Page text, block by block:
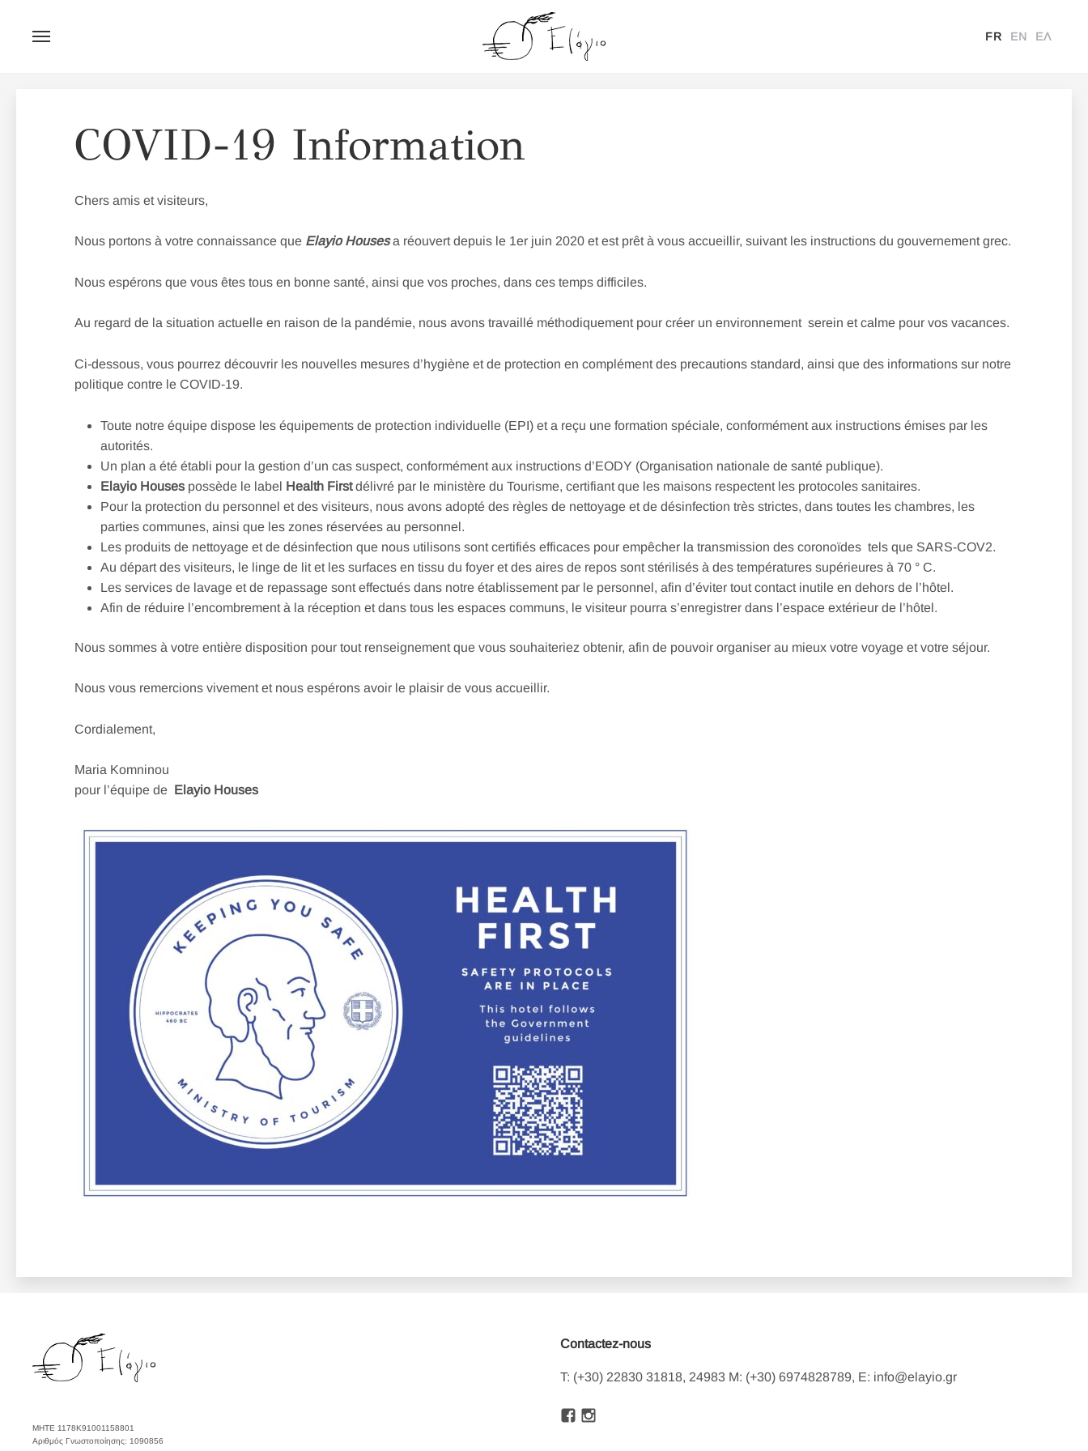
FR EN ΕΛ
COVID-19 Information
Chers amis et visiteurs,
Nous portons à votre connaissance que Elayio Housesa réouvert depuis le 1er juin 2020 et est prêt à vous accueillir, suivant les instructions du gouvernement grec.
Nous espérons que vous êtes tous en bonne santé, ainsi que vos proches, dans ces temps difficiles.
Au regard de la situation actuelle en raison de la pandémie, nous avons travaillé méthodiquement pour créer un environnement serein et calme pour vos vacances.
Ci-dessous, vous pourrez découvrir les nouvelles mesures d’hygiène et de protection en complément des precautions standard, ainsi que des informations sur notre
politique contre le COVID-19.
Toute notre équipe dispose les équipements de protection individuelle (EPI) et a reçu une formation spéciale, conformément aux instructions émises par les
autorités.
Un plan a été établi pour la gestion d’un cas suspect, conformément aux instructions d’EODY (Organisation nationale de santé publique).
Elayio Houses possède le label Health Firstdélivré par le ministère du Tourisme, certifiant que les maisons respectent les protocoles sanitaires.
Pour la protection du personnel et des visiteurs, nous avons adopté des règles de nettoyage et de désinfection très strictes, dans toutes les chambres, les
parties communes, ainsi que les zones réservées au personnel.
Les produits de nettoyage et de désinfection que nous utilisons sont certifiés efficaces pour empêcher la transmission des coronoïdes tels que SARS-COV2.
Au départ des visiteurs, le linge de lit et les surfaces en tissu du foyer et des aires de repos sont stérilisés à des températures supérieures à 70 ° C.
Les services de lavage et de repassage sont effectués dans notre établissement par le personnel, afin d’éviter tout contact inutile en dehors de l’hôtel.
Afin de réduire l’encombrement à la réception et dans tous les espaces communs, le visiteur pourra s’enregistrer dans l’espace extérieur de l’hôtel.
Nous sommes à votre entière disposition pour tout renseignement que vous souhaiteriez obtenir, afin de pouvoir organiser au mieux votre voyage et votre séjour.
Nous vous remercions vivement et nous espérons avoir le plaisir de vous accueillir.
Cordialement,
Maria Komninou
pour l’équipe de Elayio Houses
ΜΗΤΕ 1178Κ91001158801
Αριθμός Γνωστοποίησης: 1090856
Contactez-nous
T: (+30) 22830 31818, 24983 M: (+30) 6974828789, E: info@elayio.gr